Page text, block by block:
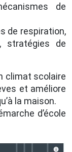
de
de respiration,
stratégies de
climat scolaire
et améliore
la maison.
d’école